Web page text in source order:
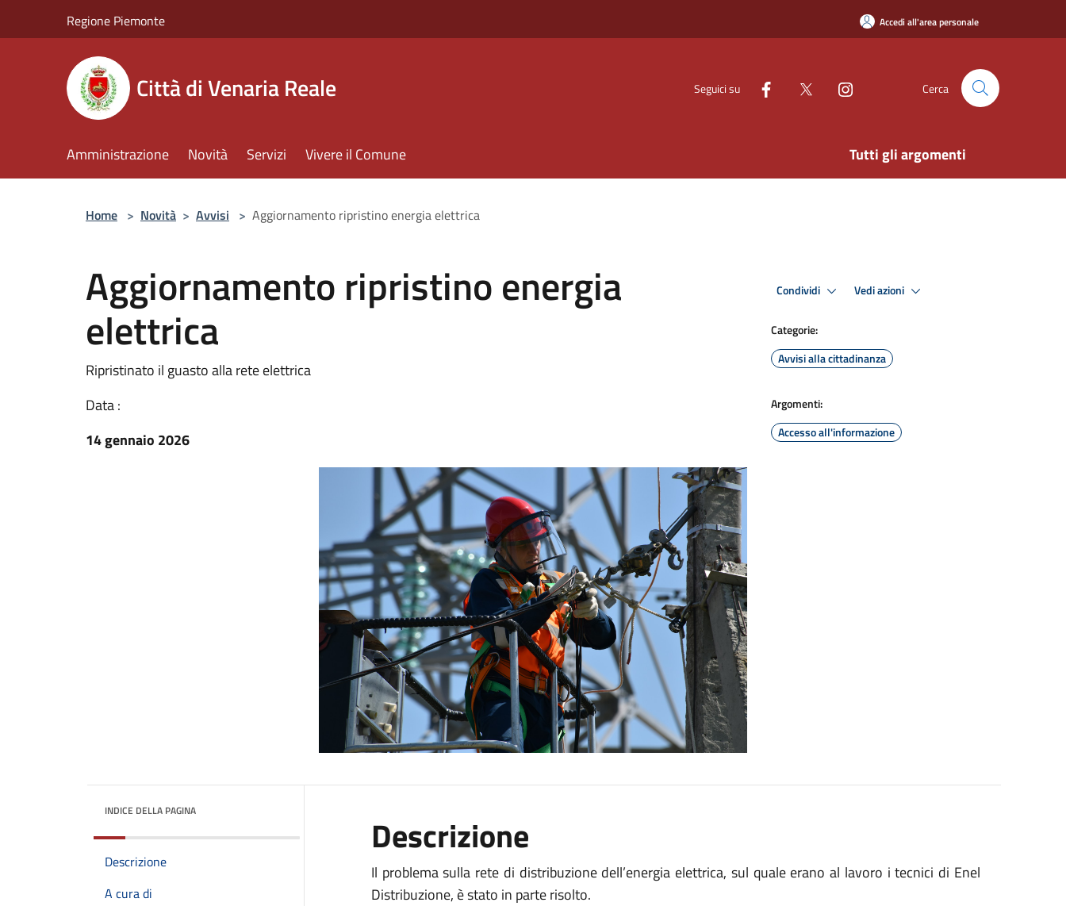
Regione Piemonte Accedi all'area personale
Città di Venaria Reale Seguici su Cerca
Amministrazione Novità Servizi Vivere il Comune Tutti gli argomenti
Home > Novità > Avvisi > Aggiornamento ripristino energia elettrica
Aggiornamento ripristino energia
elettrica
Ripristinato il guasto alla rete elettrica
Data :
14 gennaio 2026
Condividi Vedi azioni
Categorie:
Avvisi alla cittadinanza
Argomenti:
Accesso all'informazione
INDICE DELLA PAGINA
Descrizione
A cura di
Descrizione
Il problema sulla rete di distribuzione dell’energia elettrica, sul quale erano al lavoro i tecnici di Enel
Distribuzione, è stato in parte risolto.